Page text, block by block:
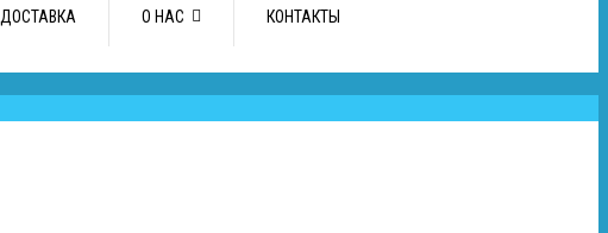
ДОСТАВКА О НАС КОНТАКТЫ